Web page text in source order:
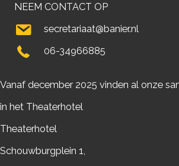
NEEM CONTACT OP
secretariaat@banier.nl
06-34966885
Vanaf december 2025 vinden al onze
in het Theaterhotel
Theaterhotel
Schouwburgplein 1,